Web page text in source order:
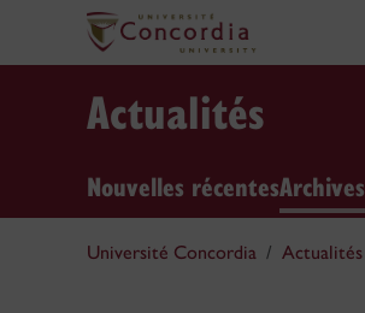
Actualités
Nouvelles récentesArchives
Université Concordia Actualités